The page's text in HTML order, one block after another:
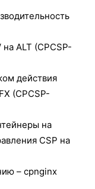
ALT (CPCSP-
действия
(CPCSP-
на
CSP на
– cpnginx